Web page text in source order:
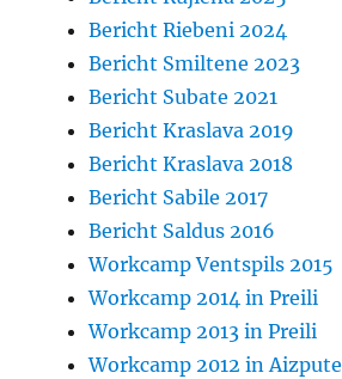
Bericht Riebeni 2024
Bericht Smiltene 2023
Bericht Subate 2021
Bericht Kraslava 2019
Bericht Kraslava 2018
Bericht Sabile 2017
Bericht Saldus 2016
Workcamp Ventspils 2015
Workcamp 2014 in Preili
Workcamp 2013 in Preili
Workcamp 2012 in Aizpute